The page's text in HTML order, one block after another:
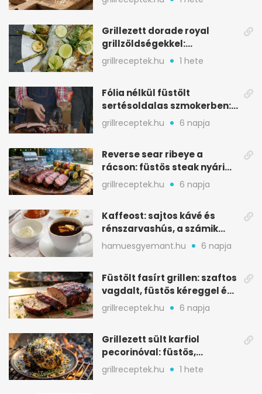
Grillezett dorade royal
grillzöldségekkel:
mediterrán ízek a rostélyról
grillreceptek.hu 1 hete
Fólia nélkül füstölt
sertésoldalas szmokerben:
ropogós bark, 6 óra
grillreceptek.hu 6 napja
Reverse sear ribeye a
rácson: füstös steak nyári
tökkebabbal
grillreceptek.hu 6 napja
Kaffeost: sajtos kávé és
rénszarvashús, a számik
melegítő itala
hamuesgyemant.hu 6 napja
Füstölt fasírt grillen: szaftos
vagdalt, füstös kéreggel és
BBQ mázzal
grillreceptek.hu 6 napja
Grillezett sült karfiol
pecorinóval: füstös,
karamellizált nyári kedvenc
grillreceptek.hu 1 hete